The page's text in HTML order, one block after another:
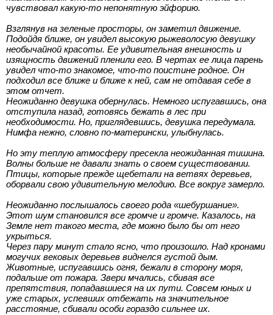
чувствовал какую-то непонятную эйфорию.
Взглянув на зеленые просторы, он заметил движение.
Подойдя ближе, он увидел высокую рыжеволосую девушку
необычайной красоты. Ее удивительная внешность и
изящность движений пленили его. В чертах ее лица парень
увидел что-то знакомое, что-то поистине родное. Он
подходил все ближе и ближе к ней, сам не отдавая себе в
этом отчет.
Неожиданно девушка обернулась. Немного испугавшись, она
отступила назад, готовясь бежать в лес при
необходимости. Но, приглядевшись, девушка передумала.
Нимфа нежно, словно по-матерински, улыбнулась.
Но эту теплую атмосферу пресекла неожиданная тишина.
Волны больше не давали знать о своем существовании.
Птицы, которые прежде щебетали на ветвях деревьев,
оборвали свою удивительную мелодию. Все вокруг замерло.
Неожиданно послышалось своего рода «шебуршание».
Этот шум становился все громче и громче. Казалось, на
Земле нет такого места, где можно было бы от него
укрыться.
Через пару минут стало ясно, что произошло. Над кронами
могучих вековых деревьев виднелся густой дым.
Животные, испугавшись огня, бежали в сторону моря,
подальше от пожара. Звери мчались, сбивая все
препятствия, попадавшиеся на их пути. Совсем юных и
уже старых, успевших отбежать на значительное
расстояние, сбивали особи гораздо сильнее их.